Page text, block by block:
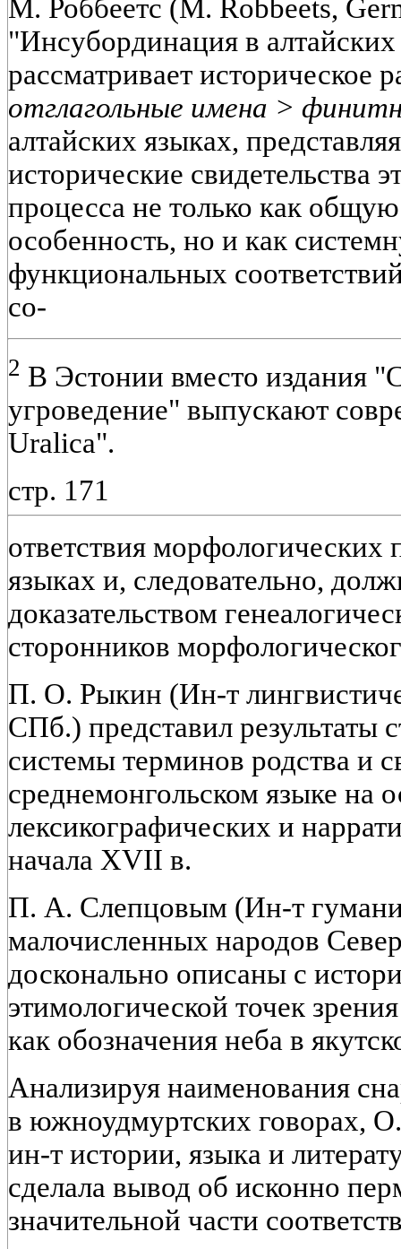
М. Роббеетс (М. Robbeets,
"Инсубординация в
рассматривает историческое
отглагольные имена >
алтайских языках,
исторические свидетельства
процесса не только как
особенность, но и как
функциональных
со-
2 В Эстонии вместо издания
угроведение" выпускают
Uralica".
стр. 171
ответствия
языках и, следовательно,
доказательством
сторонников
П. О. Рыкин (Ин-т
СПб.) представил результаты
системы терминов родства и
среднемонгольском языке на
лексикографических и
начала XVII в.
П. А. Слепцовым (Ин-т
малочисленных народов
досконально описаны с
этимологической точек
как обозначения неба в
Анализируя наименования
в южноудмуртских говорах,
ин-т истории, языка и
сделала вывод об исконно
значительной части